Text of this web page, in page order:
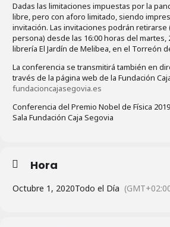
Dadas las limitaciones impuestas por la
libre, pero con aforo limitado, siendo
invitación. Las invitaciones podrán retirarse
persona) desde las 16:00 horas del martes,
librería El Jardín de Melibea, en el Torreón
La conferencia se transmitirá también en
través de la página web de la Fundación
fundacioncajasegovia.es
Conferencia del Premio Nobel de Física
Sala Fundación Caja Segovia
Hora
Octubre 1, 2020Todo el Día